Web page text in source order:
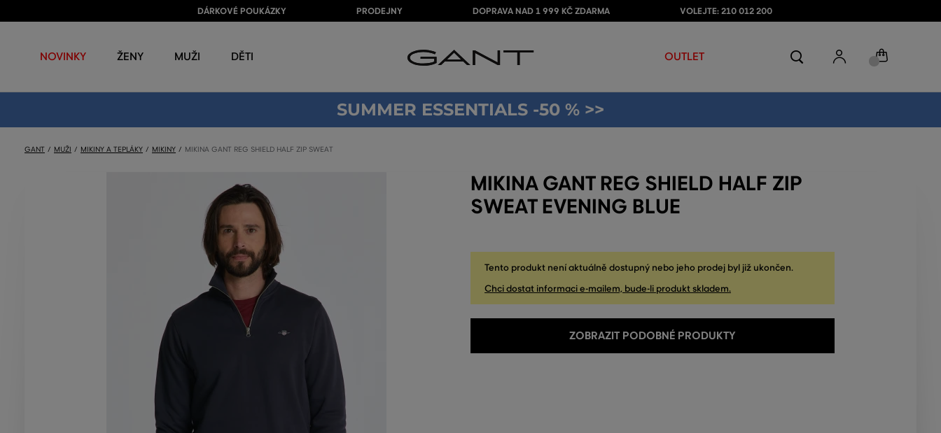
DÁRKOVÉ POUKÁZKY PRODEJNY DOPRAVA NAD 1 999 KČ ZDARMA VOLEJTE: 210 012 200
NOVINKY ŽENY MUŽI DĚTI OUTLET
SUMMER ESSENTIALS -50 % >>
GANT MUŽI MIKINY A TEPLÁKY MIKINY MIKINA GANT REG SHIELD HALF ZIP SWEAT
MIKINA GANT REG SHIELD HALF ZIP
SWEAT EVENING BLUE
Tento produkt není aktuálně dostupný nebo jeho prodej byl již ukončen.
Chci dostat informaci e-mailem, bude-li produkt skladem.
ZOBRAZIT PODOBNÉ PRODUKTY